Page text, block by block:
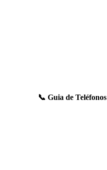
📞 Guia de Teléfonos